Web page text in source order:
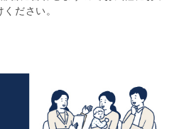
ください。